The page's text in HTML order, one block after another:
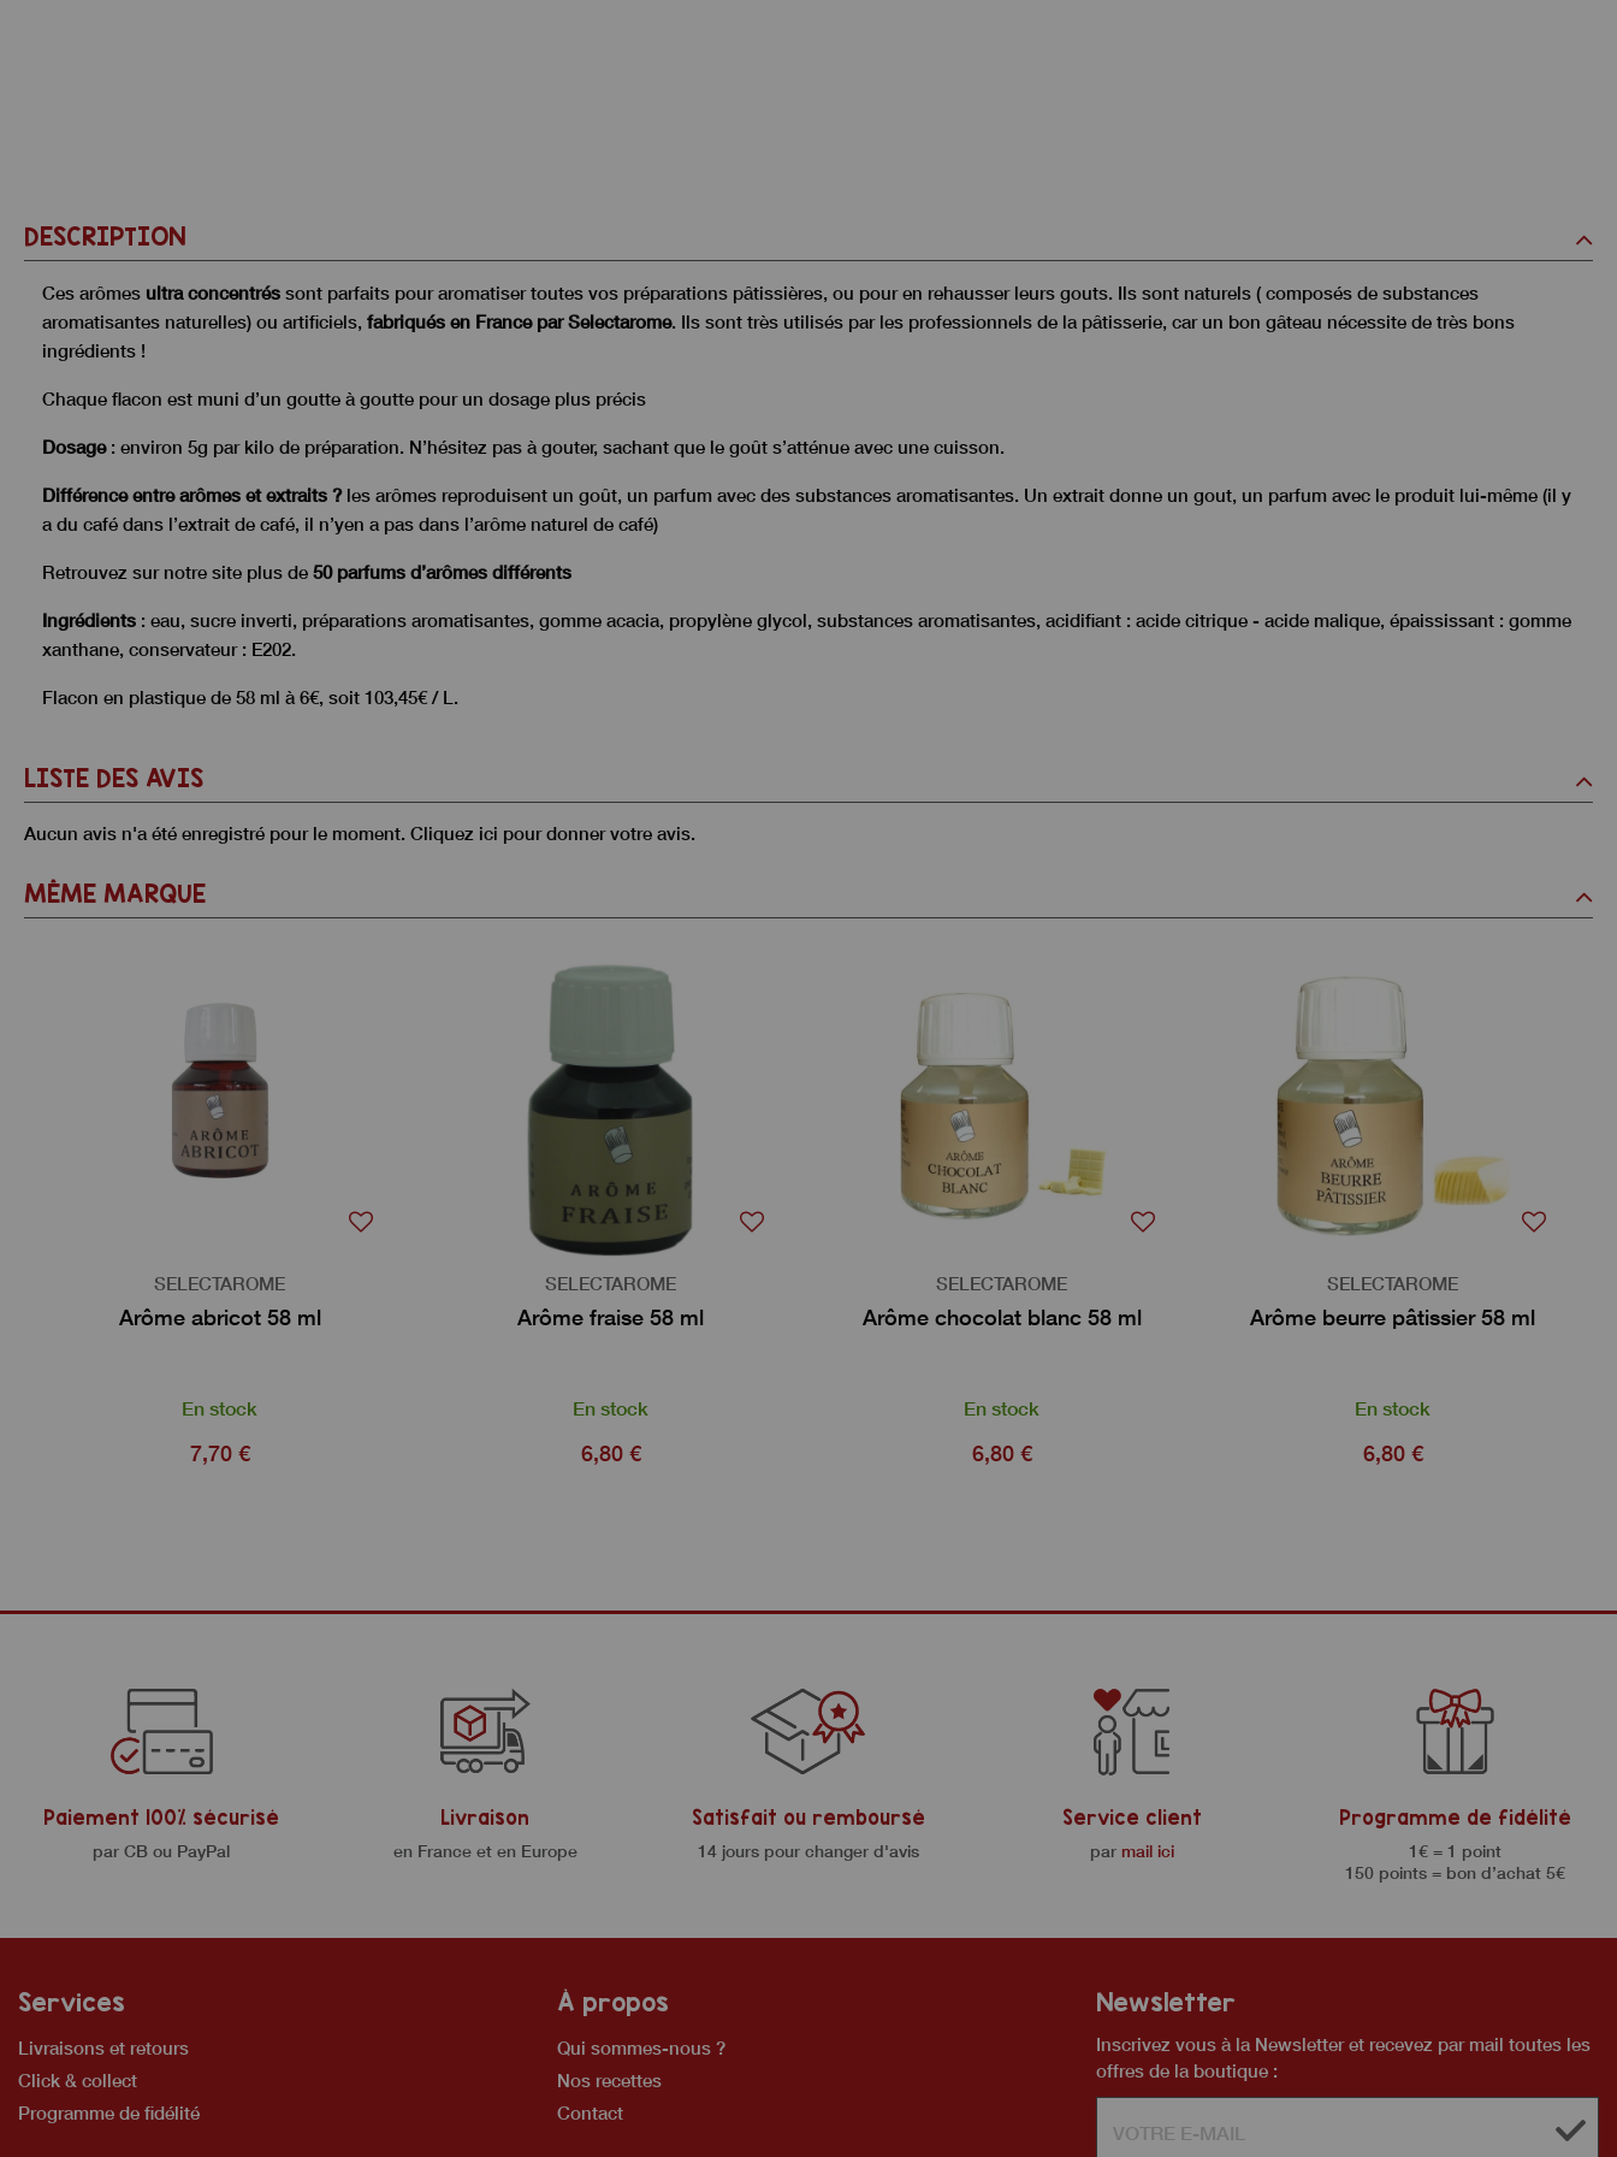
DESCRIPTION
Ces arômes ultra concentrés sont parfaits pour aromatiser toutes vos préparations pâtissières, ou pour en rehausser leurs gouts. Ils sont naturels ( composés de substances
aromatisantes naturelles) ou artificiels, fabriqués en France par Selectarome. Ils sont très utilisés par les professionnels de la pâtisserie, car un bon gâteau nécessite de très bons
ingrédients !
Chaque flacon est muni d’un goutte à goutte pour un dosage plus précis
Dosage: environ 5g par kilo de préparation. N’hésitez pas à gouter, sachant que le goût s’atténue avec une cuisson.
Différence entre arômes et extraits ?les arômes reproduisent un goût, un parfum avec des substances aromatisantes. Un extrait donne un gout, un parfum avec le produit lui-même (il y
a du café dans l’extrait de café, il n’yen a pas dans l’arôme naturel de café)
Retrouvez sur notre site plus de 50 parfums d’arômes différents
Ingrédients : eau, sucre inverti, préparations aromatisantes, gomme acacia, propylène glycol, substances aromatisantes, acidifiant : acide citrique - acide malique, épaississant : gomme
xanthane, conservateur : E202.
Flacon en plastique de 58 ml à 6€, soit 103,45€ / L.
LISTE DES AVIS
Aucun avis n'a été enregistré pour le moment. Cliquez ici pour donner votre avis.
MÊME MARQUE
SELECTAROME
Arôme abricot 58 ml
En stock
7,70 €
SELECTAROME
Arôme fraise 58 ml
En stock
6,80 €
SELECTAROME
Arôme chocolat blanc 58 ml
En stock
6,80 €
SELECTAROME
Arôme beurre pâtissier 58 ml
En stock
6,80 €
Paiement 100% sécurisé
par CB ou PayPal
Livraison
en France et en Europe
Satisfait ou remboursé
14 jours pour changer d'avis
Service client
par mail ici
Programme de fidélité
1€ = 1 point
150 points = bon d’achat 5€
Services
Livraisons et retours
Click & collect
Programme de fidélité
À propos
Qui sommes-nous ?
Nos recettes
Contact
Newsletter
Inscrivez vous à la Newsletter et recevez par mail toutes les
offres de la boutique :